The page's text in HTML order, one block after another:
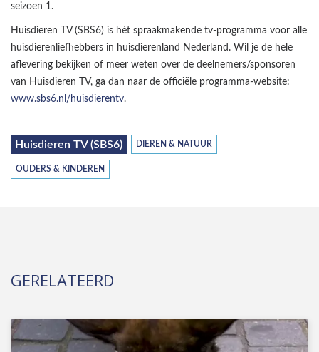
seizoen 1.
Huisdieren TV (SBS6) is hét spraakmakende tv-programma voor alle
huisdierenliefhebbers in huisdierenland Nederland. Wil je de hele
aflevering bekijken of meer weten over de deelnemers/sponsoren
van Huisdieren TV, ga dan naar de officiële programma-website:
www.sbs6.nl/huisdierentv.
Huisdieren TV (SBS6) DIEREN & NATUUR
OUDERS & KINDEREN
GERELATEERD